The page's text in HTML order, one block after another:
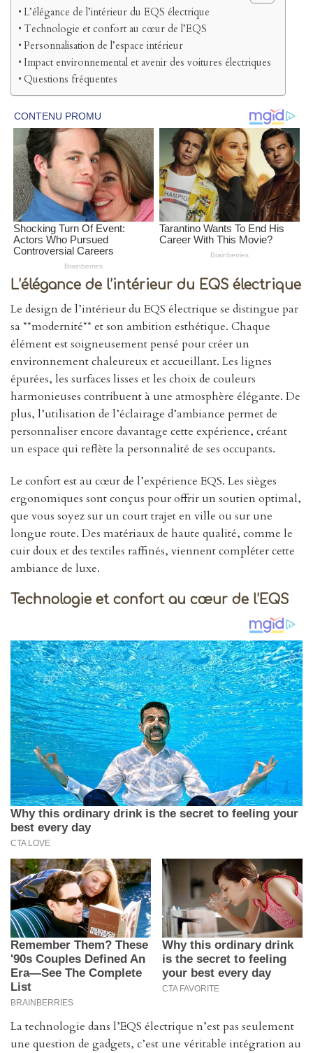
L’élégance de l’intérieur du EQS électrique
Technologie et confort au cœur de l’EQS
Personnalisation de l’espace intérieur
Impact environnemental et avenir des voitures électriques
Questions fréquentes
L’élégance de l’intérieur du EQS électrique
Le design de l’intérieur du EQS électrique se distingue par
sa **modernité** et son ambition esthétique. Chaque
élément est soigneusement pensé pour créer un
environnement chaleureux et accueillant. Les lignes
épurées, les surfaces lisses et les choix de couleurs
harmonieuses contribuent à une atmosphère élégante. De
plus, l’utilisation de l’éclairage d’ambiance permet de
personnaliser encore davantage cette expérience, créant
un espace qui reflète la personnalité de ses occupants.
Le confort est au cœur de l’expérience EQS. Les sièges
ergonomiques sont conçus pour offrir un soutien optimal,
que vous soyez sur un court trajet en ville ou sur une
longue route. Des matériaux de haute qualité, comme le
cuir doux et des textiles raffinés, viennent compléter cette
ambiance de luxe.
Technologie et confort au cœur de l’EQS
La technologie dans l’EQS électrique n’est pas seulement
une question de gadgets, c’est une véritable intégration au